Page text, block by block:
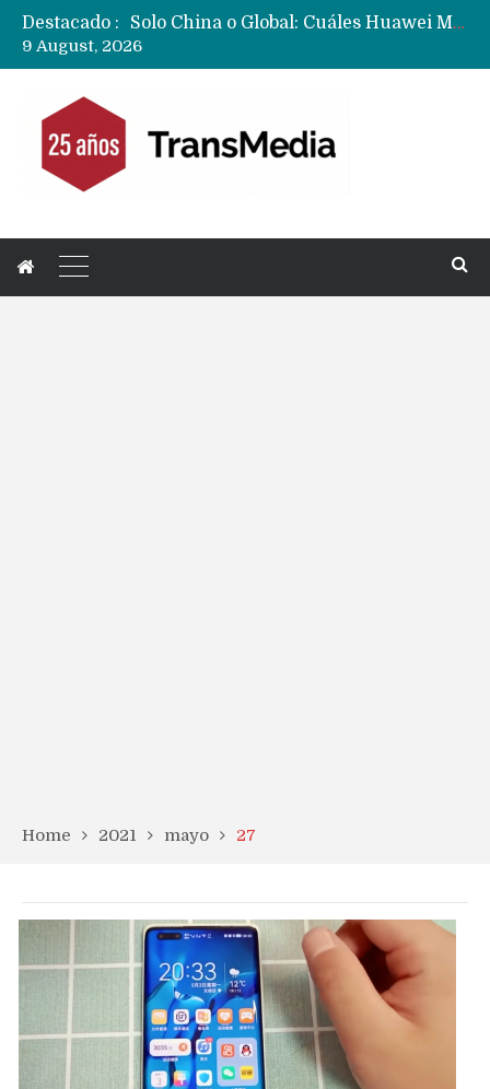
Destacado :
Data Centers de Huawei en Chile, México, Brasil,Perú y Argentina podrían verse afectados por arremetida de EE.UU
9 August, 2026
Home 2021 mayo 27